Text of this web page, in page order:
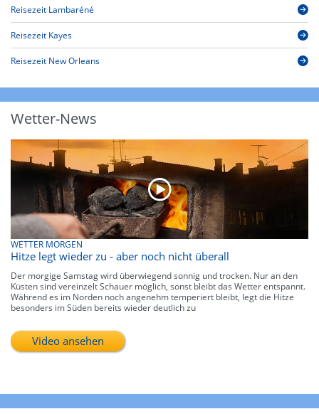
Reisezeit Lambaréné
Reisezeit Kayes
Reisezeit New Orleans
Wetter-News
WETTER MORGEN
Hitze legt wieder zu - aber noch nicht überall
Der morgige Samstag wird überwiegend sonnig und trocken. Nur an den
Küsten sind vereinzelt Schauer möglich, sonst bleibt das Wetter entspannt.
Während es im Norden noch angenehm temperiert bleibt, legt die Hitze
besonders im Süden bereits wieder deutlich zu
Video ansehen